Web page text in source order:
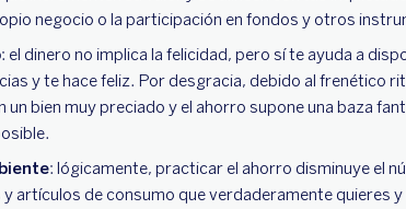
negocio o la participación en fondos y otros
: el dinero no implica la felicidad, pero sí te ayuda a
y te hace feliz. Por desgracia, debido al frenético
bien muy preciado y el ahorro supone una baza
: lógicamente, practicar el ahorro disminuye el
artículos de consumo que verdaderamente quieres